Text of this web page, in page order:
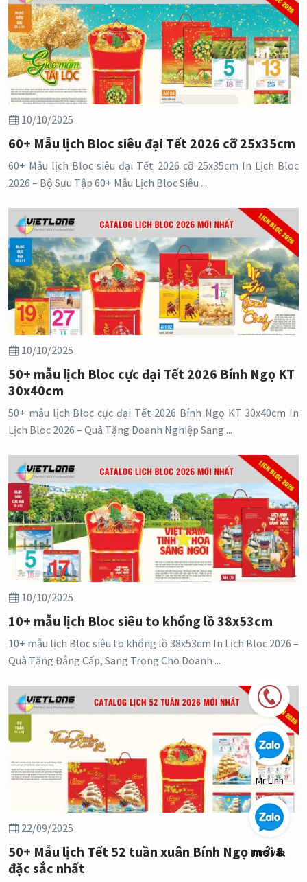
10/10/2025
60+ Mẫu lịch Bloc siêu đại Tết 2026 cỡ 25x35cm
60+ Mẫu lịch Bloc siêu đại Tết 2026 cỡ 25x35cm In Lịch Bloc
2026 – Bộ Sưu Tập 60+ Mẫu Lịch Bloc Siêu ...
10/10/2025
50+ mẫu lịch Bloc cực đại Tết 2026 Bính Ngọ KT
30x40cm
50+ mẫu lịch Bloc cực đại Tết 2026 Bính Ngọ KT 30x40cm In
Lịch Bloc 2026 – Quà Tặng Doanh Nghiệp Sang ...
10/10/2025
10+ mẫu lịch Bloc siêu to khổng lồ 38x53cm
10+ mẫu lịch Bloc siêu to khổng lồ 38x53cm In Lịch Bloc 2026 –
Quà Tặng Đẳng Cấp, Sang Trọng Cho Doanh ...
22/09/2025
50+ Mẫu lịch Tết 52 tuần xuân Bính Ngọ mới &
đặc sắc nhất
Mr Linh
Mrs Vân